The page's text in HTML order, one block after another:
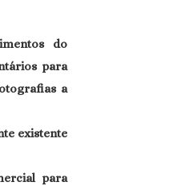
do
para
a
existente
para